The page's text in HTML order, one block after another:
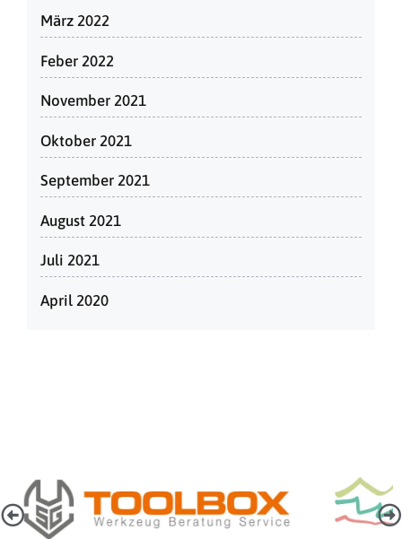
März 2022
Feber 2022
November 2021
Oktober 2021
September 2021
August 2021
Juli 2021
April 2020